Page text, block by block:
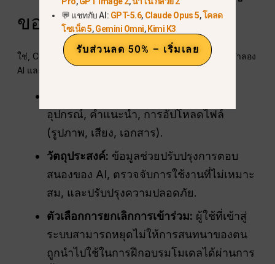
ของคุณหรือไม่?
ใช่, ChatGPT รวบรวมข้อมูลผู้ใช้บางส่วนเพื่อปรับปรุงแบบจำลอง
AI และรักษาความปลอดภัย:
อุปกรณ์, คำแนะนำ, การอัปโหลดไฟล์
(รูปภาพ, เสียง, เอกสาร).
วัตถุประสงค์: ข้อมูลช่วยปรับปรุงการตอบ
สนองของ AI, ตรวจจับการใช้งานที่ไม่เหมาะ
สม, และปรับปรุงความปลอดภัย.
ตัวเลือกการยกเลิกการเข้าร่วม: ผู้ใช้ที่เข้าสู่
ระบบสามารถหยุดไม่ให้การสนทนาของตน
ถูกนำไปใช้ในการฝึกอบรมโมเดลได้ผ่านการ
💬 แชทกับ AI: GPT-5.6, Claude Opus 5,โคลด
โซเน็ต 5,Gemini Omni,Kimi K3
รับส่วนลด 50% – เริ่มเลย